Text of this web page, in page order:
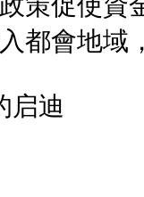
都會地域
启迪